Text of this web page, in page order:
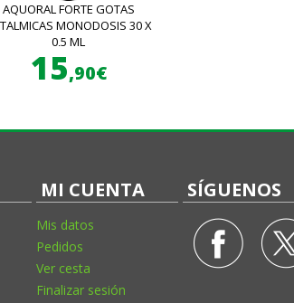
AQUORAL FORTE GOTAS
MONODOSIS 30 X
0,5 ML
15,90€
MI CUENTA
Mis datos
Pedidos
Ver cesta
Finalizar sesión
SÍGUENOS